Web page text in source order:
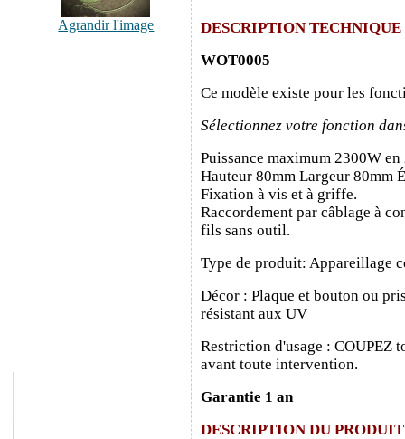
Agrandir l'image
DESCRIPTION TECHNIQUE
WOT0005
Ce modèle existe pour les
Sélectionnez votre fonction
Puissance maximum 2300W
Hauteur 80mm Largeur 80mm
Fixation à vis et à griffe.
Raccordement par câblage à
fils sans outil.
Type de produit: Appareillage
Décor : Plaque et bouton ou
résistant aux UV
Restriction d'usage : COUPEZ
avant toute intervention.
Garantie 1 an
DESCRIPTION DU PRODUIT